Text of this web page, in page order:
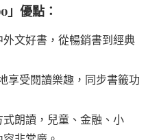
優點：
外文好書，從暢銷書到經典
享受閱讀樂趣，同步書籤功
式朗讀，兒童、金融、小